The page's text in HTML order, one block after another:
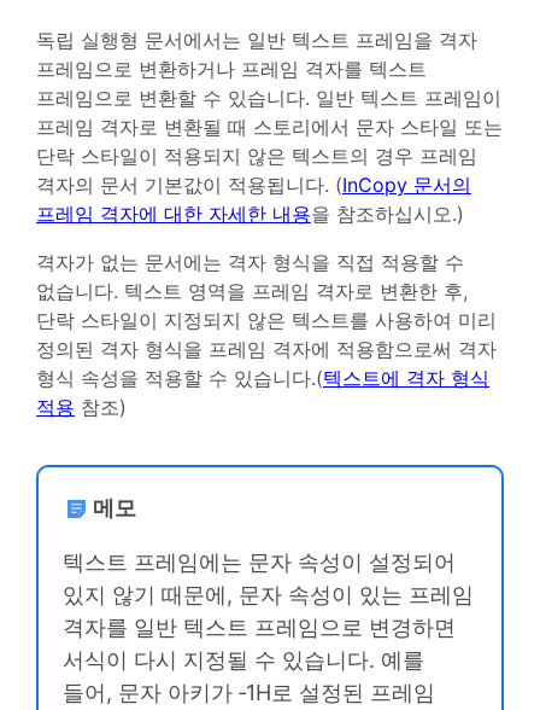
독립 실행형 문서에서는 일반 텍스트 프레임을 격자
프레임으로 변환하거나 프레임 격자를 텍스트
프레임으로 변환할 수 있습니다. 일반 텍스트 프레임이
프레임 격자로 변환될 때 스토리에서 문자 스타일 또는
단락 스타일이 적용되지 않은 텍스트의 경우 프레임
격자의 문서 기본값이 적용됩니다. (InCopy 문서의
프레임 격자에 대한 자세한 내용을 참조하십시오.)
격자가 없는 문서에는 격자 형식을 직접 적용할 수
없습니다. 텍스트 영역을 프레임 격자로 변환한 후,
단락 스타일이 지정되지 않은 텍스트를 사용하여 미리
정의된 격자 형식을 프레임 격자에 적용함으로써 격자
형식 속성을 적용할 수 있습니다.(텍스트에 격자 형식
적용 참조)
메모
텍스트 프레임에는 문자 속성이 설정되어
있지 않기 때문에, 문자 속성이 있는 프레임
격자를 일반 텍스트 프레임으로 변경하면
서식이 다시 지정될 수 있습니다. 예를
들어, 문자 아키가 ‑1H로 설정된 프레임